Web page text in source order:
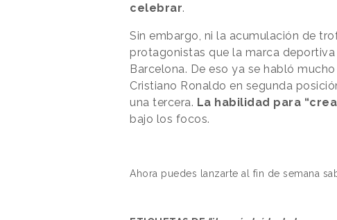
celebrar.
Sin embargo, ni la acumulación de
protagonistas que la marca
Barcelona. De eso ya se habló
Cristiano Ronaldo en segunda
una tercera. La habilidad para
bajo los focos.
Ahora puedes lanzarte al fin de semana